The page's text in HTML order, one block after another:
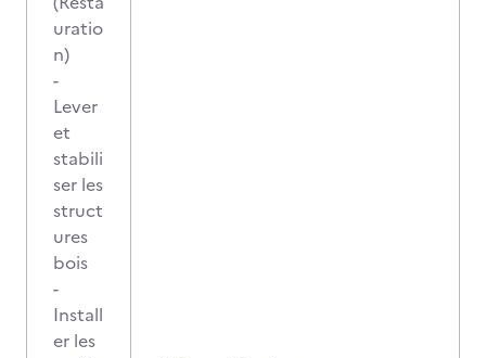
uratio
n)
-
Lever
et
stabili
ser les
struct
ures
bois
-
Install
er les